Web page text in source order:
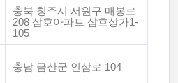
충북 청주시 서원구 매봉로
208 삼호아파트 삼호상가1-
105
충남 금산군 인삼로 104